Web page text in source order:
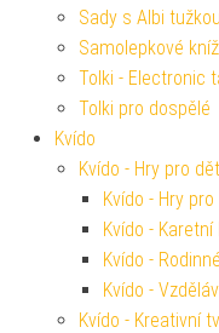
Sady s Albi tužkou
Samolepkové
Tolki - Electronic
Tolki pro dospělé
Kvído
Kvído - Hry pro
Kvído - Hry
Kvído - Karetní
Kvído -
Kvído -
Kvído - Kreativní